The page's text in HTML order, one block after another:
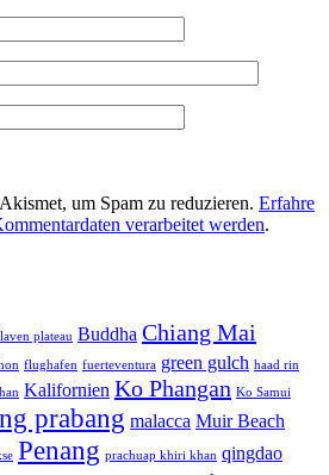
um Spam zu reduzieren. Erfahre
verarbeitet werden.
plateau Buddha Chiang Mai
flughafen fuerteventura green gulch haad rin
Kalifornien Ko Phangan Ko Samui
prabang malacca Muir Beach
Penang prachuap khiri khan qingdao